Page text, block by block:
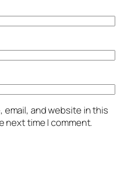
email, and website in this
next time I comment.